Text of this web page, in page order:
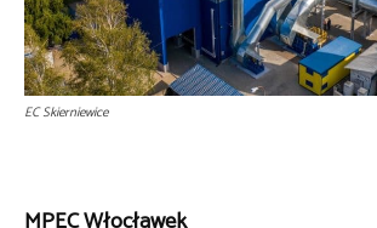
EC Skierniewice